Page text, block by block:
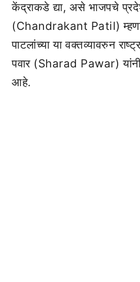
केंद्राकडे द्या, असे भाजपचे
(Chandrakant Patil)
पाटलांच्या या वक्तव्यावरुन
पवार (Sharad Pawar)
आहे.